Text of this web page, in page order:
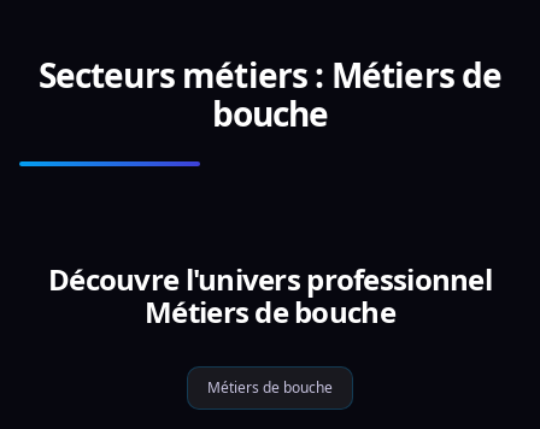
Secteurs métiers : Métiers de
bouche
Découvre l'univers professionnel
Métiers de bouche
Métiers de bouche